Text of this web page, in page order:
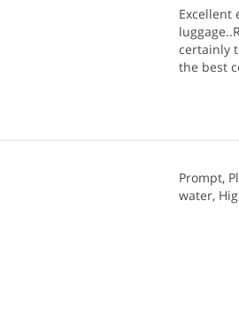
Excellent
certainly
the best
Prompt,
water,